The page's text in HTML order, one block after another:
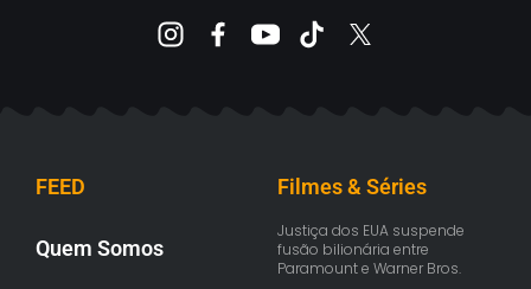
FEED
Quem Somos
Filmes & Séries
Justiça dos EUA suspende
fusão bilionária entre
Paramount e Warner Bros.